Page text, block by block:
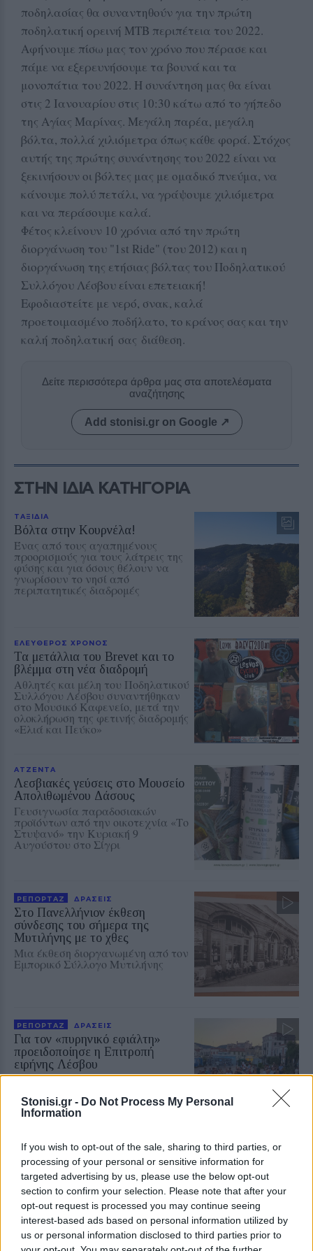
Stonisi.gr - Do Not Process My Personal
Information
If you wish to opt-out of the sale, sharing to third parties, or
processing of your personal or sensitive information for
targeted advertising by us, please use the below opt-out
section to confirm your selection. Please note that after your
opt-out request is processed you may continue seeing
interest-based ads based on personal information utilized by
us or personal information disclosed to third parties prior to
ποδηλασίας θα συναντηθούν για την πρώτη
ποδηλατική ορεινή ΜΤΒ περιπέτεια του 2022.
Αφήνουμε πίσω μας τον χρόνο που πέρασε και
πάμε να εξερευνήσουμε τα βουνά και τα
μονοπάτια του 2022. Η συνάντηση μας θα είναι
στις 2 Ιανουαρίου στις 10:30 κάτω από το γήπεδο
της Αγίας Μαρίνας. Μεγάλη παρέα, μεγάλη
βόλτα, πολλά χιλιόμετρα όπως κάθε φορά. Στόχος
αυτής της πρώτης συνάντησης του 2022 είναι να
ξεκινήσουν οι βόλτες μας με ομαδικό πνεύμα, να
κάνουμε πολύ πετάλι, να γράψουμε χιλιόμετρα
και να περάσουμε καλά.
Φέτος κλείνουν 10 χρόνια από την πρώτη
διοργάνωση του "1st Ride" (του 2012) και η
διοργάνωση της ετήσιας βόλτας του Ποδηλατικού
Συλλόγου Λέσβου είναι επετειακή!
Εφοδιαστείτε με νερό, σνακ, καλά
προετοιμασμένο ποδήλατο, το κράνος σας και την
καλή ποδηλατική σας διάθεση.
Δείτε περισσότερα άρθρα μας στα αποτελέσματα
αναζήτησης
Add stonisi.gr on Google ↗
ΣΤΗΝ ΙΔΙΑ ΚΑΤΗΓΟΡΙΑ
ΤΑΞΙΔΙΑ
Βόλτα στην Κουρνέλα!
Ένας από τους αγαπημένους
προορισμούς για τους λάτρεις της
φύσης και για όσους θέλουν να
γνωρίσουν το νησί από
περιπατητικές διαδρομές
ΕΛΕΥΘΕΡΟΣ ΧΡΟΝΟΣ
Τα μετάλλια του Brevet και το
βλέμμα στη νέα διαδρομή
Αθλητές και μέλη του Ποδηλατικού
Συλλόγου Λέσβου συναντήθηκαν
στο Μουσικό Καφενείο, μετά την
ολοκλήρωση της φετινής διαδρομής
«Ελιά και Πεύκο»
ΑΤΖΕΝΤΑ
Λεσβιακές γεύσεις στο Μουσείο
Απολιθωμένου Δάσους
Γευσιγνωσία παραδοσιακών
προϊόντων από την οικοτεχνία «Το
Στυψανό» την Κυριακή 9
Αυγούστου στο Σίγρι
ΡΕΠΟΡΤΑΖ ΔΡΑΣΕΙΣ
Στο Πανελλήνιον έκθεση
σύνδεσης του σήμερα της
Μυτιλήνης με το χθες
Μια έκθεση διοργανωμένη από τον
Εμπορικό Σύλλογο Μυτιλήνης
ΡΕΠΟΡΤΑΖ ΔΡΑΣΕΙΣ
Για τον «πυρηνικό εφιάλτη»
προειδοποίησε η Επιτροπή
ειρήνης Λέσβου
Μια συγκέντρωση γεμάτη
πόλεμο και την ειρήνη
ΓΕΥΣΗ
Γέμισε αρώματα το Μεγαλοχώρι
στη γιορτή βοτάνων
Πλήθος κόσμου συμμετείχε στην
εκδήλωση του Taste Lesvos με
επίκεντρο τη γαστρονομική και
φυσική κληρονομιά της Λέσβου